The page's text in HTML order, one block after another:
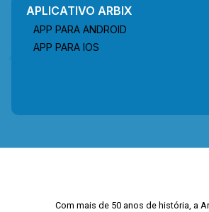
APLICATIVO ARBIX
APP PARA ANDROID
APP PARA IOS
Com mais de 50 anos de história, a